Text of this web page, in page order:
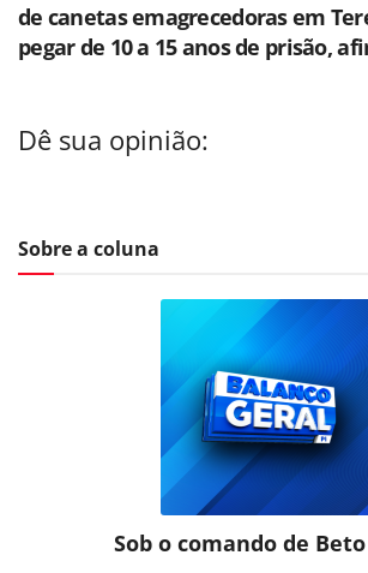
de canetas emagrecedoras em
pegar de 10 a 15 anos de prisão,
Dê sua opinião:
Sobre a coluna
Sob o comando de